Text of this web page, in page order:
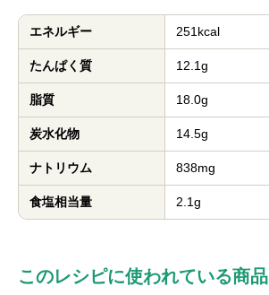
エネルギー 251kcal
たんぱく質 12.1g
脂質 18.0g
炭水化物 14.5g
ナトリウム 838mg
食塩相当量 2.1g
このレシピに使われている商品